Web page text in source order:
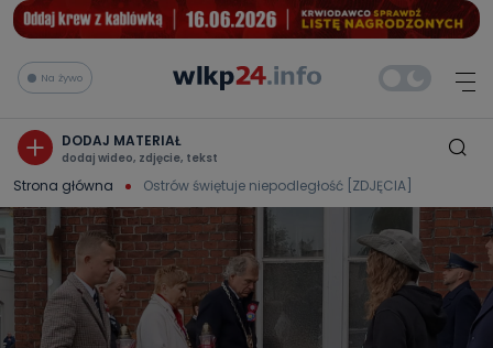
Na żywo
DODAJ MATERIAŁ
dodaj wideo, zdjęcie, tekst
Strona główna Ostrów świętuje niepodległość [ZDJĘCIA]